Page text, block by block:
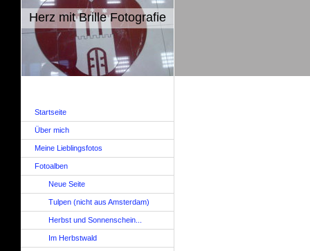
Herz mit Brille Fotografie
Startseite
Über mich
Meine Lieblingsfotos
Fotoalben
Neue Seite
Tulpen (nicht aus Amsterdam)
Herbst und Sonnenschein...
Im Herbstwald